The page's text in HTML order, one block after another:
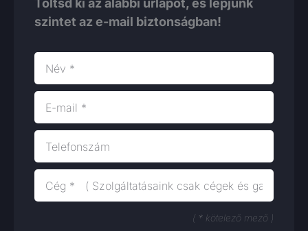
szintet az e-mail biztonságban!
mail
( * kötelező mező )